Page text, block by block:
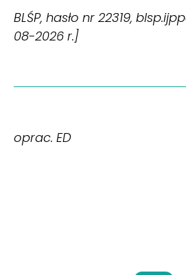
BLŚP, hasło nr 22319,
08-2026 r.]
oprac. ED